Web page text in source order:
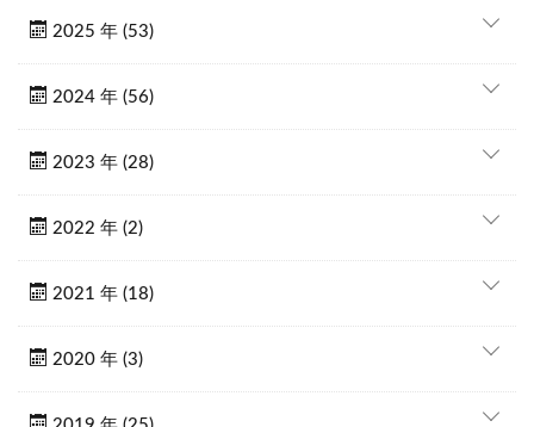
2025 年 (53)
2024 年 (56)
2023 年 (28)
2022 年 (2)
2021 年 (18)
2020 年 (3)